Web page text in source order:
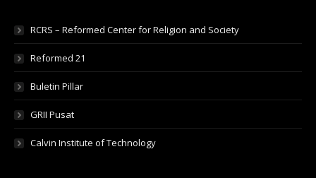
RCRS – Reformed Center for Religion and Society
Reformed 21
Buletin Pillar
GRII Pusat
Calvin Institute of Technology